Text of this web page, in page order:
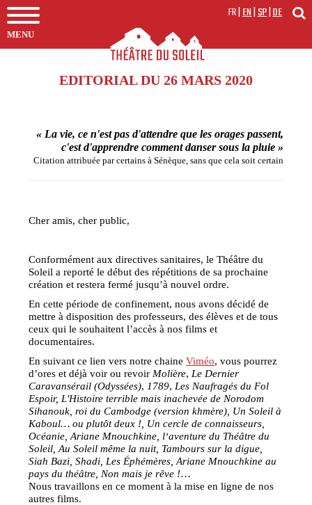
MENU
FR|EN|SP|DE
EDITORIAL DU 26 MARS 2020
« La vie, ce n'est pas d'attendre que les orages passent,
c'est d'apprendre comment danser sous la pluie »
Citation attribuée par certains à Sénèque, sans que cela soit certain
Cher amis, cher public,
Conformément aux directives sanitaires, le Théâtre du
Soleil a reporté le début des répétitions de sa prochaine
création et restera fermé jusqu’à nouvel ordre.
En cette période de confinement, nous avons décidé de
mettre à disposition des professeurs, des élèves et de tous
ceux qui le souhaitent l’accès à nos films et
documentaires.
En suivant ce lien vers notre chaineViméo, vous pourrez
d’ores et déjà voir ou revoir Molière, Le Dernier
Caravansérail (Odyssées), 1789, Les Naufragés du Fol
Espoir, L'Histoire terrible mais inachevée de Norodom
Sihanouk, roi du Cambodge (version khmère), Un Soleil à
Kaboul… ou plutôt deux !, Un cercle de connaisseurs,
Océanie, Ariane Mnouchkine, l‘aventure du Théâtre du
Soleil, Au Soleil même la nuit, Tambours sur la digue,
Siah Bazi, Shadi, Les Éphémères, Ariane Mnouchkine au
pays du théâtre, Non mais je rêve !…
Nous travaillons en ce moment à la mise en ligne de nos
autres films.